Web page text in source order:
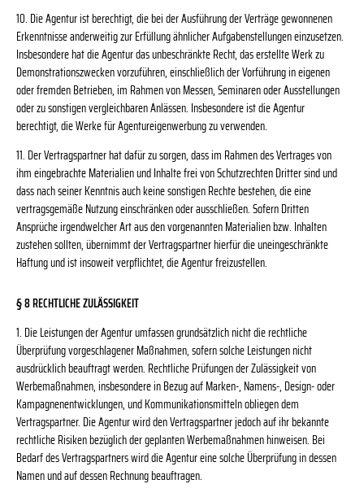
10. Die Agentur ist berechtigt, die bei der Ausführung der Verträge gewonnenen
Erkenntnisse anderweitig zur Erfüllung ähnlicher Aufgabenstellungen einzusetzen.
Insbesondere hat die Agentur das unbeschränkte Recht, das erstellte Werk zu
Demonstrationszwecken vorzuführen, einschließlich der Vorführung in eigenen
oder fremden Betrieben, im Rahmen von Messen, Seminaren oder Ausstellungen
oder zu sonstigen vergleichbaren Anlässen. Insbesondere ist die Agentur
berechtigt, die Werke für Agentureigenwerbung zu verwenden.
11. Der Vertragspartner hat dafür zu sorgen, dass im Rahmen des Vertrages von
ihm eingebrachte Materialien und Inhalte frei von Schutzrechten Dritter sind und
dass nach seiner Kenntnis auch keine sonstigen Rechte bestehen, die eine
vertragsgemäße Nutzung einschränken oder ausschließen. Sofern Dritten
Ansprüche irgendwelcher Art aus den vorgenannten Materialien bzw. Inhalten
zustehen sollten, übernimmt der Vertragspartner hierfür die uneingeschränkte
Haftung und ist insoweit verpflichtet, die Agentur freizustellen.
§ 8 RECHTLICHE ZULÄSSIGKEIT
1. Die Leistungen der Agentur umfassen grundsätzlich nicht die rechtliche
Überprüfung vorgeschlagener Maßnahmen, sofern solche Leistungen nicht
ausdrücklich beauftragt werden. Rechtliche Prüfungen der Zulässigkeit von
Werbemaßnahmen, insbesondere in Bezug auf Marken-, Namens-, Design- oder
Kampagnenentwicklungen, und Kommunikationsmitteln obliegen dem
Vertragspartner. Die Agentur wird den Vertragspartner jedoch auf ihr bekannte
rechtliche Risiken bezüglich der geplanten Werbemaßnahmen hinweisen. Bei
Bedarf des Vertragspartners wird die Agentur eine solche Überprüfung in dessen
Namen und auf dessen Rechnung beauftragen.